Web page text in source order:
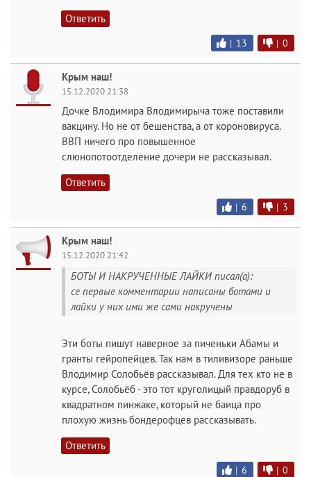
Ответить
| 13 | 0
Крым наш!
15.12.2020 21:38
Дочке Влодимира Влодимирыча тоже поставили
вакцину. Но не от бешенства, а от короновируса.
ВВП ничего про повышенное
слюнопотоотделение дочери не рассказывал.
Ответить
| 6 | 3
Крым наш!
15.12.2020 21:42
БОТЫ И НАКРУЧЕННЫЕ ЛАЙКИ писал(а):
се первые комментарии написаны ботами и
лайки у них ими же сами накручены
Эти боты пишут наверное за пиченьки Абамы и
гранты гейропейцев. Так нам в тиливизоре раньше
Влодимир Солобьёв рассказывал. Для тех кто не в
курсе, Солобьёб - это тот круголицый правдоруб в
квадратном пинжаке, который не баица про
плохую жизнь бондерофцев рассказывать.
Ответить
| 6 | 0